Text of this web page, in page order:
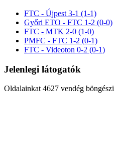
FTC - Újpest 3-1 (1-1)
Győri ETO - FTC 1-2 (0-0)
FTC - MTK 2-0 (1-0)
PMFC - FTC 1-2 (0-1)
FTC - Videoton 0-2 (0-1)
Jelenlegi látogatók
Oldalainkat 4627 vendég böngészi